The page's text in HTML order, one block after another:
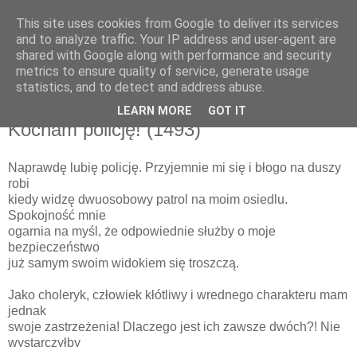
środa, 28 stycznia 2015
Kocham policję! (1493)
Naprawdę lubię policję. Przyjemnie mi się i błogo na duszy
robi
kiedy widzę dwuosobowy patrol na moim osiedlu.
Spokojność mnie
ogarnia na myśl, że odpowiednie służby o moje
bezpieczeństwo
już samym swoim widokiem się troszczą.
Jako choleryk, człowiek kłótliwy i wrednego charakteru mam
jednak
swoje zastrzeżenia! Dlaczego jest ich zawsze dwóch?! Nie
wystarczyłby
This site uses cookies from Google to deliver its services
and to analyze traffic. Your IP address and user-agent are
shared with Google along with performance and security
metrics to ensure quality of service, generate usage
statistics, and to detect and address abuse.
LEARN MORE GOT IT